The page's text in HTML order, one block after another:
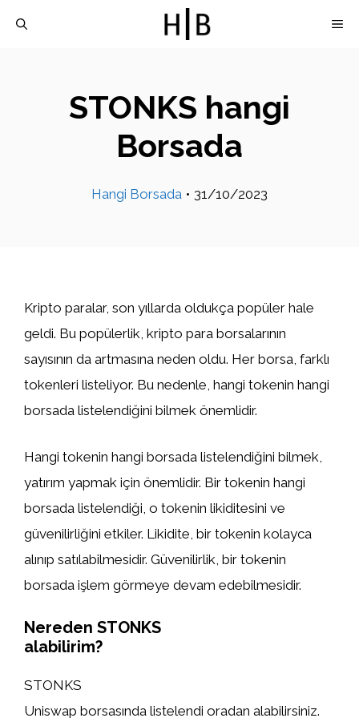
STONKS hangi
Borsada
Hangi Borsada • 31/10/2023
Kripto paralar, son yıllarda oldukça popüler hale
geldi. Bu popülerlik, kripto para borsalarının
sayısının da artmasına neden oldu. Her borsa, farklı
tokenleri listeliyor. Bu nedenle, hangi tokenin hangi
borsada listelendiğini bilmek önemlidir.
Hangi tokenin hangi borsada listelendiğini bilmek,
yatırım yapmak için önemlidir. Bir tokenin hangi
borsada listelendiği, o tokenin likiditesini ve
güvenilirliğini etkiler. Likidite, bir tokenin kolayca
alınıp satılabilmesidir. Güvenilirlik, bir tokenin
borsada işlem görmeye devam edebilmesidir.
Nereden STONKS
alabilirim?
STONKS
Uniswap borsasında listelendi oradan alabilirsiniz.